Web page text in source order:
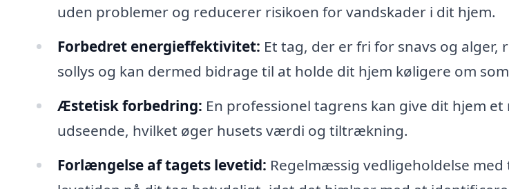
uden problemer og reducerer risikoen for vandskader i dit hjem.
Forbedret energieffektivitet: Et tag, der er fri for snavs og alger,
sollys og kan dermed bidrage til at holde dit hjem køligere om
Æstetisk forbedring: En professionel tagrens kan give dit hjem
udseende, hvilket øger husets værdi og tiltrækning.
Forlængelse af tagets levetid: Regelmæssig vedligeholdelse